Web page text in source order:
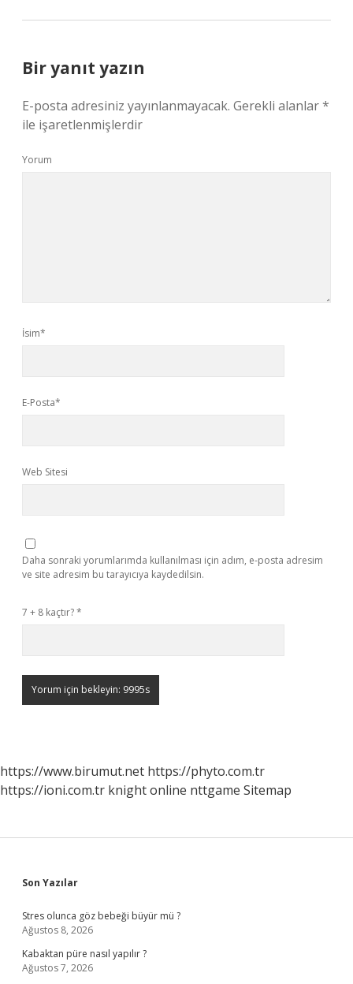
Bir yanıt yazın
E-posta adresiniz yayınlanmayacak. Gerekli alanlar*
ile işaretlenmişlerdir
Yorum
İsim*
E-Posta*
Web Sitesi
Daha sonraki yorumlarımda kullanılması için adım, e-posta adresim
ve site adresim bu tarayıcıya kaydedilsin.
7 + 8 kaçtır?*
https://www.birumut.net https://phyto.com.tr
https://ioni.com.tr knight online nttgame Sitemap
Sidebar
Son Yazılar
Stres olunca göz bebeği büyür mü ?
Ağustos 8, 2026
Kabaktan püre nasıl yapılır ?
Ağustos 7, 2026